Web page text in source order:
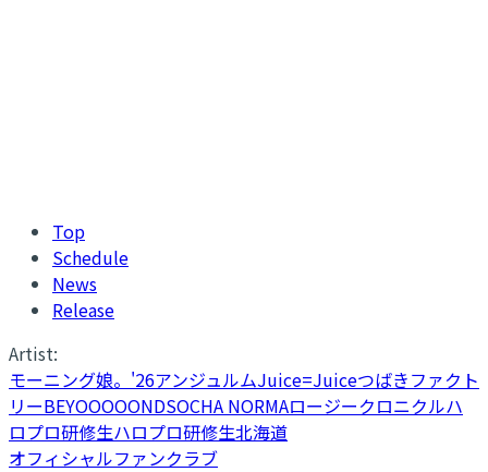
Top
Schedule
News
Release
Artist:
モーニング娘。'26アンジュルムJuice=Juiceつばきファクト
リーBEYOOOOONDSOCHA NORMAロージークロニクルハ
ロプロ研修生ハロプロ研修生北海道
オフィシャルファンクラブ